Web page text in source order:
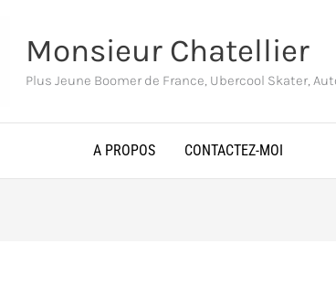
Monsieur Chatellier
Plus Jeune Boomer de France, Ubercool Skater,
A PROPOS CONTACTEZ-MOI